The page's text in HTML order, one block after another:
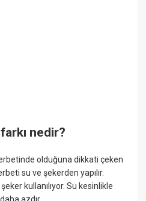
nedir?
olduğuna dikkati çeken
su ve şekerden yapılır.
kullanılıyor. Su kesinlikle